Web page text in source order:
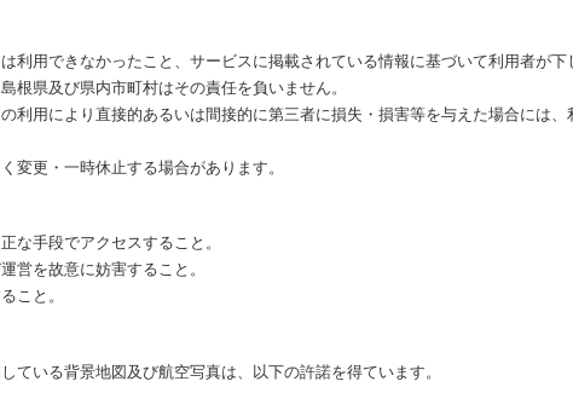
利用できなかったこと、サービスに掲載されている情報に基づいて利用者が
根県及び県内市町村はその責任を負いません。
利用により直接的あるいは間接的に第三者に損失・損害等を与えた場合には
変更・一時休止する場合があります。
な手段でアクセスすること。
営を故意に妨害すること。
こと。
ている背景地図及び航空写真は、以下の許諾を得ています。